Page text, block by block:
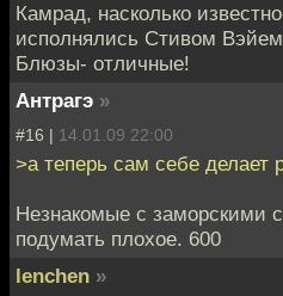
Камрад, насколько
исполнялись Стивом
Блюзы- отличные!
Антрагэ »
#16 | 14.01.09 22:00
>а теперь сам себе делает
Незнакомые с заморскими
подумать плохое. 600
lenchen »